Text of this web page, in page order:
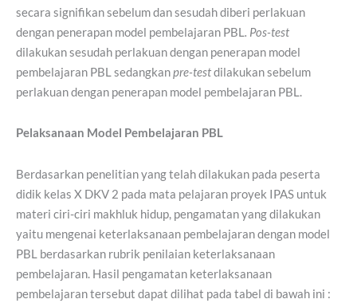
secara signifikan sebelum dan sesudah diberi perlakuan
dengan penerapan model pembelajaran PBL. Pos-test
dilakukan sesudah perlakuan dengan penerapan model
pembelajaran PBL sedangkanpre-testdilakukan sebelum
perlakuan dengan penerapan model pembelajaran PBL.
Pelaksanaan Model Pembelajaran PBL
Berdasarkan penelitian yang telah dilakukan pada peserta
didik kelas X DKV 2 pada mata pelajaran proyek IPAS untuk
materi ciri-ciri makhluk hidup, pengamatan yang dilakukan
yaitu mengenai keterlaksanaan pembelajaran dengan model
PBL berdasarkan rubrik penilaian keterlaksanaan
pembelajaran. Hasil pengamatan keterlaksanaan
pembelajaran tersebut dapat dilihat pada tabel di bawah ini :